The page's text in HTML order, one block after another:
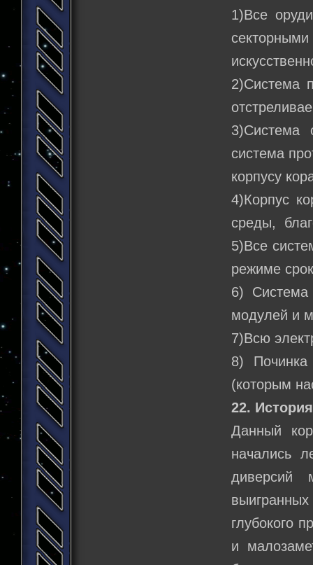
1)Все
2)Система
3)Система
система
корпусу
4)Корпус
среды,
5)Все
режиме
6) Система
модулей и
7)Всю
8)
(которым
22.
Данный
начались
диверсий
глубокого
и